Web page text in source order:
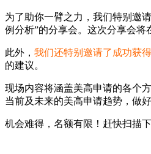
为了助你一臂之力，我们特别邀
例分析”的分享会。这次分享会将
此外， 我们还特别邀请了成功获
的建议。
现场内容将涵盖美高申请的各个
当前及未来的美高申请趋势，做
机会难得，名额有限！赶快扫描